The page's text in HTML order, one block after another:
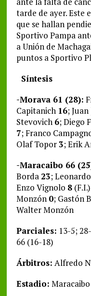
tarde de ayer. Este
que se hallan
Sportivo Pampa
a Unión de
puntos a Sportivo
Síntesis
-Morava 61 (28):
Capitanich 16; Juan
Stevovich 6; Diego
7; Franco
Olaf Topor3; Erik
-Maracaibo 66
Borda 23;
Enzo Vignolo 8
Monzón 0; Gastón
Walter Monzón
Parciales: 13-5;
66 (16-18)
Árbitros: Alfredo
Estadio: Maracaibo